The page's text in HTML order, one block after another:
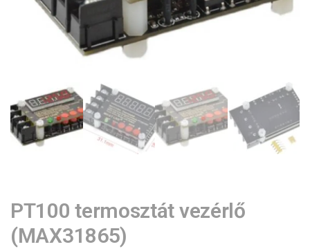
PT100 termosztát vezérlő
(MAX31865)